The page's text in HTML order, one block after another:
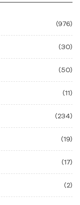
(976)
(30)
(50)
(11)
(234)
(19)
(17)
(2)